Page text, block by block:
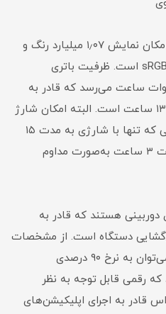
از ویژگی‌های دیگر این نمایشگر امکان نمایش ۱٫۰۷ میلیارد رنگ و
پشتیبانی ۱۰۰ درصد از رنگ‌های sRGB است. ظرفیت باتری
لپ‌تاپ‌های جدید هواوی به ۶۰ وات ساعت می‌رسد که قادر به
ارائه‌ی عمر مفید باتری به مدت ۱۳ ساعت است. البته امکان شارژ
سریع باتری وجود دارد؛ به صورتی که تنها با شارژی به مدت ۱۵
دقیقه می‌توان از لپ‌تاپ به مدت ۳ ساعت به‌صورت مداوم
هستند که قادر به
دستگاه است. از مشخصات
دیگر دستگاه‌های جدید هواوی می‌توان به نرخ ۹۰ درصدی
رقمی قابل توجه به نظر
می‌رسد. میت بوک ۱۳ اس و ۱۴ اس قادر به اجرای اپلیکیشن‌های